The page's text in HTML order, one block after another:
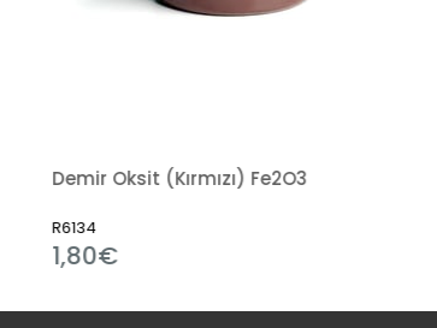
Demir Oksit (Kırmızı) Fe2O3
R6134
1,80€